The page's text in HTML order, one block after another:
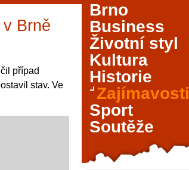
Brně
případ
stav. Ve
v Brně: Od
památky, skvělé
jiné je ale také
vyzkoušet
moravské
her od klasické
Brno
Business
Životní styl
Kultura
Historie
Zajímavosti
Sport
Soutěže